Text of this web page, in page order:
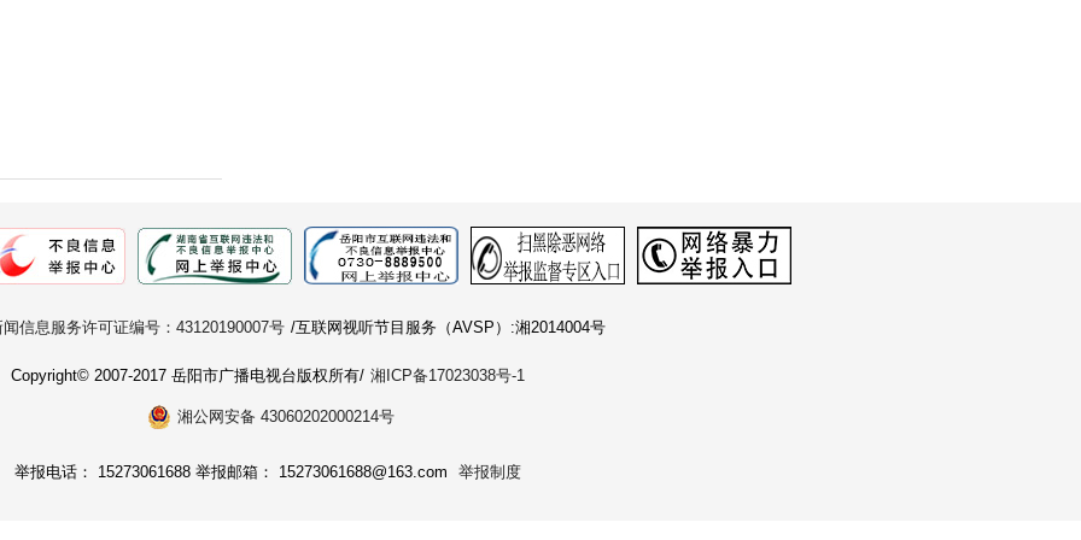
信息服务许可证编号：43120190007号 /互联网视听节目服务（AVSP）:湘2014004号
Copyright© 2007-2017 岳阳市广播电视台版权所有/ 湘ICP备17023038号-1
湘公网安备 43060202000214号
举报电话： 15273061688 举报邮箱： 15273061688@163.com 举报制度